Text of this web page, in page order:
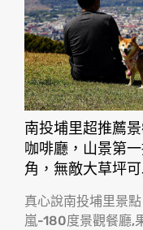
南投埔里超推薦
咖啡廳，山景第
角，無敵大草坪
真心說南投埔里景
嵐-180度景觀餐廳,